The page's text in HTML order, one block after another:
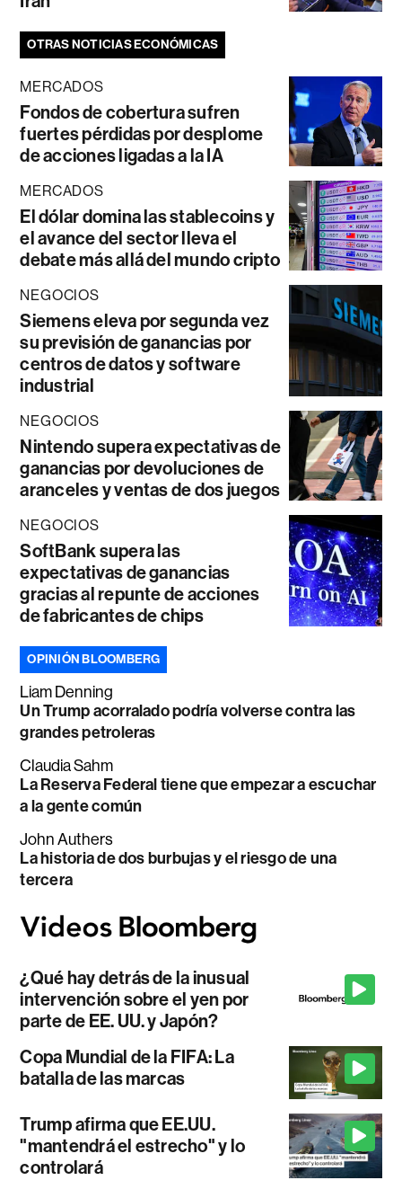
OTRAS NOTICIAS ECONÓMICAS
MERCADOS
Fondos de cobertura sufren
fuertes pérdidas por desplome
de acciones ligadas a la IA
MERCADOS
El dólar domina las stablecoins y
el avance del sector lleva el
debate más allá del mundo cripto
NEGOCIOS
Siemens eleva por segunda vez
su previsión de ganancias por
centros de datos y software
industrial
NEGOCIOS
Nintendo supera expectativas de
ganancias por devoluciones de
aranceles y ventas de dos juegos
NEGOCIOS
SoftBank supera las
expectativas de ganancias
gracias al repunte de acciones
de fabricantes de chips
OPINIÓN BLOOMBERG
Liam Denning
Un Trump acorralado podría volverse contra las
grandes petroleras
Claudia Sahm
La Reserva Federal tiene que empezar a escuchar
a la gente común
John Authers
La historia de dos burbujas y el riesgo de una
tercera
¿Qué hay detrás de la inusual
intervención sobre el yen por
parte de EE. UU. y Japón?
Copa Mundial de la FIFA: La
batalla de las marcas
Trump afirma que EE.UU.
"mantendrá el estrecho" y lo
controlará